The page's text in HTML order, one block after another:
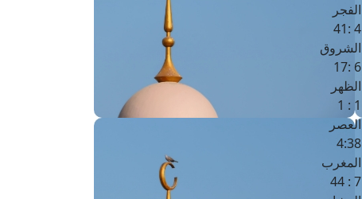
الفجر
4 :41
الشروق
6 :17
الظهر
1 : 1
العصر
4:38
المغرب
7 : 44